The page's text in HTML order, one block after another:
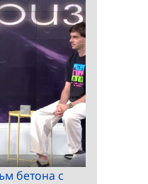
писмо от изп.
директор на
УМБАЛСМ „Пирогов“
бетона с